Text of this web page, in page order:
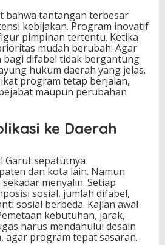
bahwa tantangan terbesar
kebijakan. Program inovatif
pimpinan tertentu. Ketika
mudah berubah. Agar
bagi difabel tidak bergantung
hukum daerah yang jelas.
program tetap berjalan,
maupun perubahan
ke Daerah
Garut sepatutnya
dan kota lain. Namun
menyalin. Setiap
sosial, jumlah difabel,
sosial berbeda. Kajian awal
kebutuhan, jarak,
harus mendahului desain
agar program tepat sasaran.